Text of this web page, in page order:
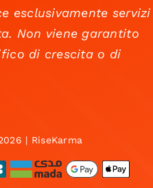
esclusivamente
Non viene garantito
di crescita o di
| RiseKarma